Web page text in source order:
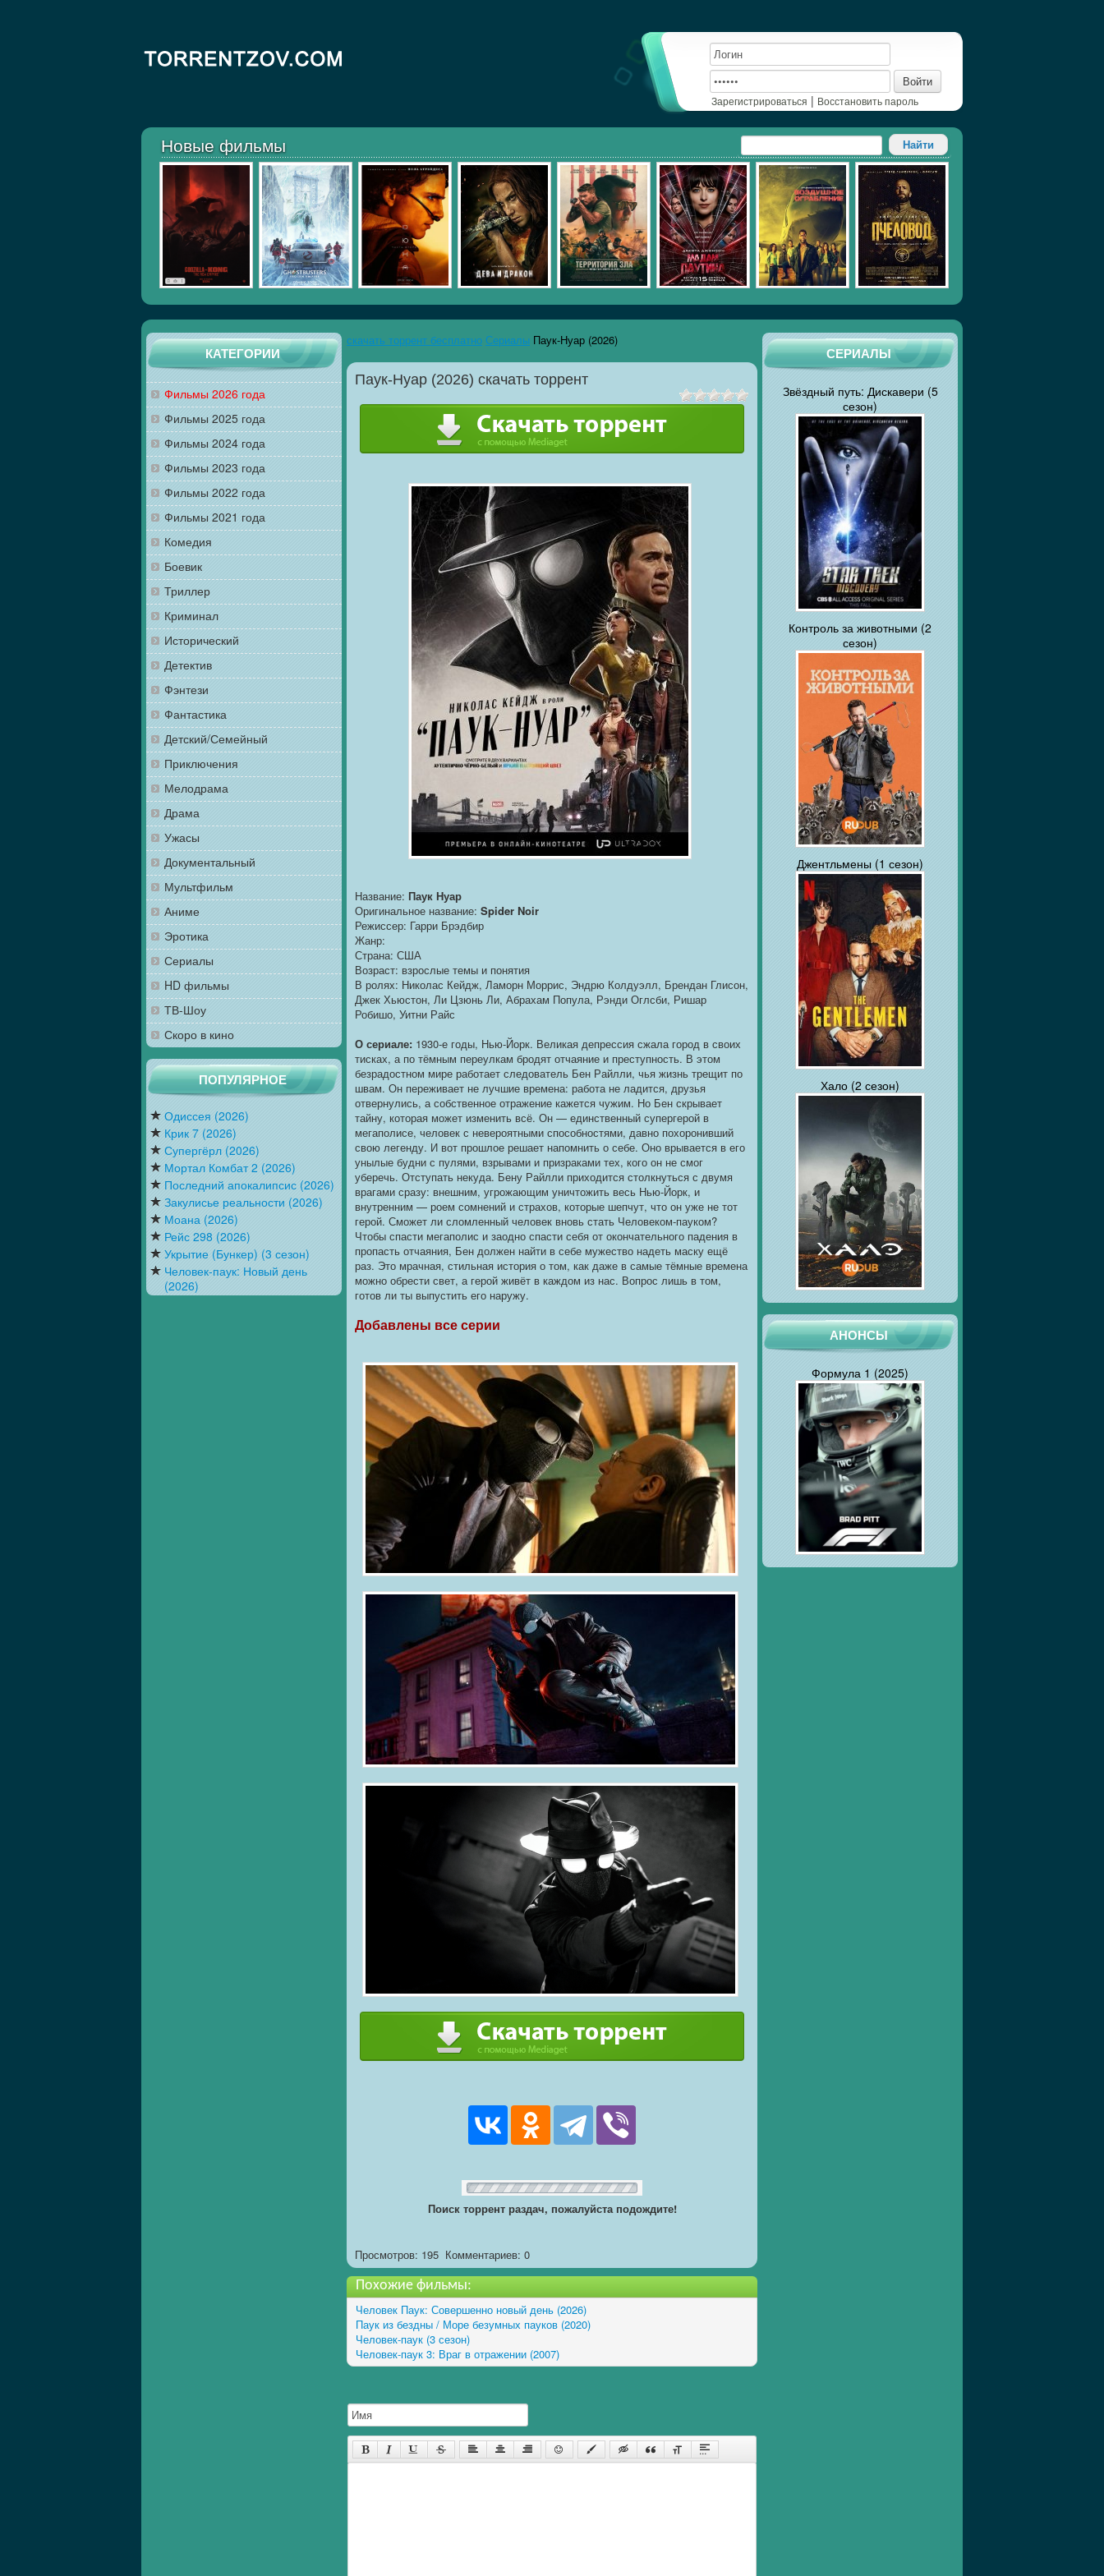
Войти
Зарегистрироваться | Восстановить пароль
Новые фильмы
СЕРИАЛЫ
Звёздный путь: Дискавери (5
сезон)
Контроль за животными (2
сезон)
Джентльмены (1 сезон)
Хало (2 сезон)
АНОНСЫ
Формула 1 (2025)
КАТЕГОРИИ
Фильмы 2026 года
Фильмы 2025 года
Фильмы 2024 года
Фильмы 2023 года
Фильмы 2022 года
Фильмы 2021 года
Комедия
Боевик
Триллер
Криминал
Исторический
Детектив
Фэнтези
Фантастика
Детский/Семейный
Приключения
Мелодрама
Драма
Ужасы
Документальный
Мультфильм
Аниме
Эротика
Сериалы
HD фильмы
ТВ-Шоу
Скоро в кино
ПОПУЛЯРНОЕ
Одиссея (2026)
Крик 7 (2026)
Супергёрл (2026)
Мортал Комбат 2 (2026)
Последний апокалипсис (2026)
Закулисье реальности (2026)
Моана (2026)
Рейс 298 (2026)
Укрытие (Бункер) (3 сезон)
Человек-паук: Новый день
(2026)
скачать торрент бесплатно Сериалы Паук-Нуар (2026)
Паук-Нуар (2026) скачать торрент
Название: Паук Нуар
Оригинальное название: Spider Noir
Режиссер: Гарри Брэдбир
Жанр:
Страна: США
Возраст: взрослые темы и понятия
В ролях: Николас Кейдж, Ламорн Моррис, Эндрю Колдуэлл, Брендан Глисон,
Джек Хьюстон, Ли Цзюнь Ли, Абрахам Попула, Рэнди Оглсби, Ришар
Робишо, Уитни Райс
О сериале: 1930-е годы, Нью-Йорк. Великая депрессия сжала город в своих
тисках, а по тёмным переулкам бродят отчаяние и преступность. В этом
безрадостном мире работает следователь Бен Райлли, чья жизнь трещит по
швам. Он переживает не лучшие времена: работа не ладится, друзья
отвернулись, а собственное отражение кажется чужим. Но Бен скрывает
тайну, которая может изменить всё. Он — единственный супергерой в
мегаполисе, человек с невероятными способностями, давно похоронивший
свою легенду. И вот прошлое решает напомнить о себе. Оно врывается в его
унылые будни с пулями, взрывами и призраками тех, кого он не смог
уберечь. Отступать некуда. Бену Райлли приходится столкнуться с двумя
врагами сразу: внешним, угрожающим уничтожить весь Нью-Йорк, и
внутренним — роем сомнений и страхов, которые шепчут, что он уже не тот
герой. Сможет ли сломленный человек вновь стать Человеком-пауком?
Чтобы спасти мегаполис и заодно спасти себя от окончательного падения в
пропасть отчаяния, Бен должен найти в себе мужество надеть маску ещё
раз. Это мрачная, стильная история о том, как даже в самые тёмные времена
можно обрести свет, а герой живёт в каждом из нас. Вопрос лишь в том,
готов ли ты выпустить его наружу.
Добавлены все серии
Поиск торрент раздач, пожалуйста подождите!
Просмотров: 195 Комментариев: 0
Похожие фильмы:
Человек Паук: Совершенно новый день (2026)
Паук из бездны / Море безумных пауков (2020)
Человек-паук (3 сезон)
Человек-паук 3: Враг в отражении (2007)